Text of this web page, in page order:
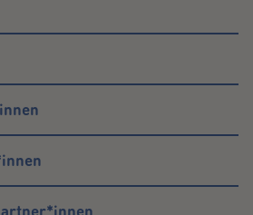
Feldmann
0451- 204 935